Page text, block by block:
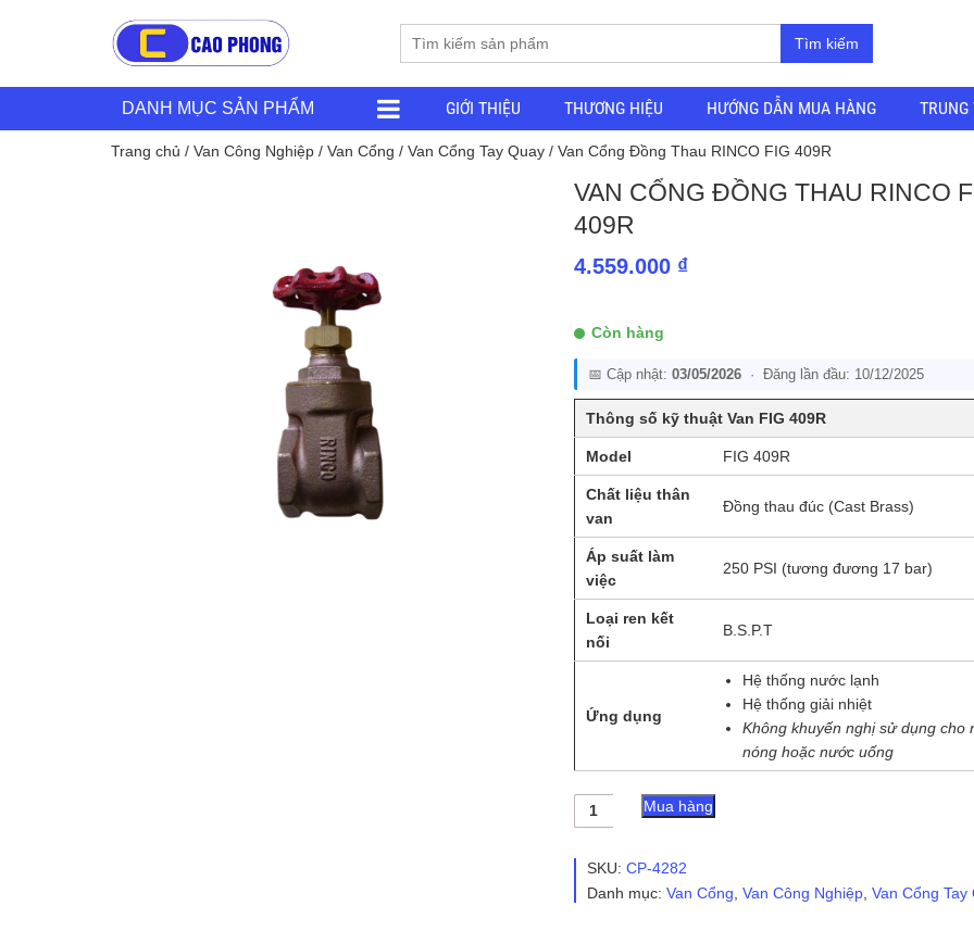
Tìm kiếm
DANH MỤC SẢN PHẨM GIỚI THIỆU THƯƠNG HIỆU HƯỚNG DẪN MUA HÀNG
Trang chủ / Van Công Nghiệp / Van Cổng / Van Cổng Tay Quay / Van Cổng Đồng Thau RINCO FIG 409R
VAN CỔNG ĐỒNG THAU RINCO
409R
4.559.000 ₫
Còn hàng
📅 Cập nhật: 03/05/2026· Đăng lần đầu: 10/12/2025
Thông số kỹ thuật Van FIG 409R
Model FIG 409R
Chất liệu thân
van
Đồng thau đúc (Cast Brass)
Áp suất làm
việc
250 PSI (tương đương 17 bar)
Loại ren kết
nối
B.S.P.T
Ứng dụng
Hệ thống nước lạnh
Hệ thống giải nhiệt
Không khuyến nghị sử dụng cho
nóng hoặc nước uống
Van
Thau
FIG
Mua hàng
SKU: CP-4282
Danh mục: Van Cổng Van Công Nghiệp, Van Cổng Tay